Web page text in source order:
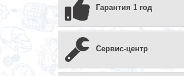
Гарантия 1 год
Сервис-центр